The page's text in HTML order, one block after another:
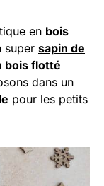
en bois
super sapin de
bois flotté
dans un
pour les petits